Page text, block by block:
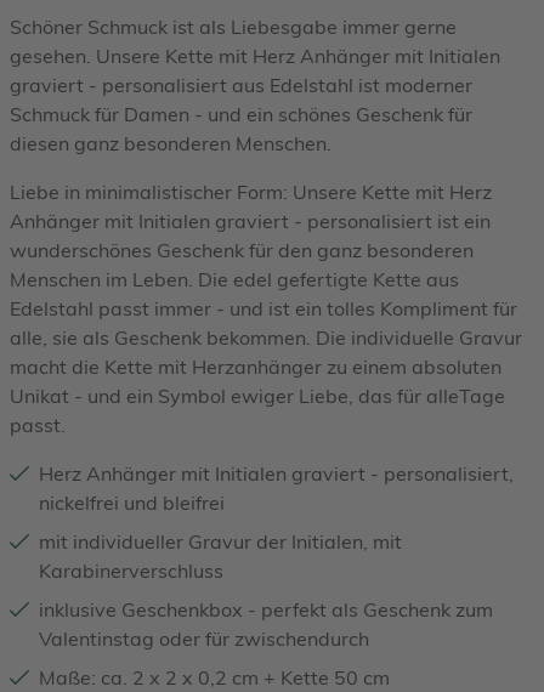
Schöner Schmuck ist als Liebesgabe immer gerne
gesehen. Unsere Kette mit Herz Anhänger mit Initialen
graviert - personalisiert aus Edelstahl ist moderner
Schmuck für Damen - und ein schönes Geschenk für
diesen ganz besonderen Menschen.
Liebe in minimalistischer Form: Unsere Kette mit Herz
Anhänger mit Initialen graviert - personalisiert ist ein
wunderschönes Geschenk für den ganz besonderen
Menschen im Leben. Die edel gefertigte Kette aus
Edelstahl passt immer - und ist ein tolles Kompliment für
alle, sie als Geschenk bekommen. Die individuelle Gravur
macht die Kette mit Herzanhänger zu einem absoluten
Unikat - und ein Symbol ewiger Liebe, das für alleTage
passt.
Herz Anhänger mit Initialen graviert - personalisiert,
nickelfrei und bleifrei
mit individueller Gravur der Initialen, mit
Karabinerverschluss
inklusive Geschenkbox - perfekt als Geschenk zum
Valentinstag oder für zwischendurch
Maße: ca. 2 x 2 x 0,2 cm + Kette 50 cm